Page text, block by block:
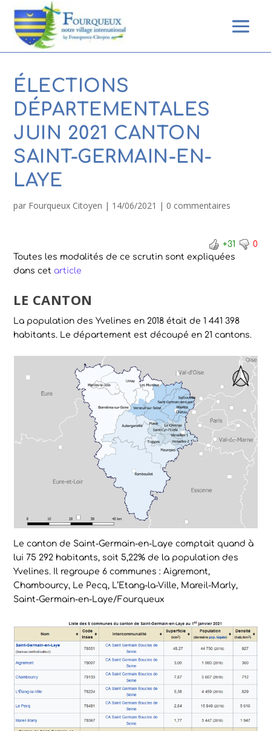
ÉLECTIONS
DÉPARTEMENTALES
JUIN 2021 CANTON
SAINT-GERMAIN-EN-
LAYE
par Fourqueux Citoyen | 14/06/2021 | 0 commentaires
+31
0
Toutes les modalités de ce scrutin sont expliquées
dans cet article
LE CANTON
La population des Yvelines en 2018 était de 1 441 398
habitants. Le département est découpé en 21 cantons.
Le canton de Saint-Germain-en-Laye comptait quand à
lui 75 292 habitants, soit 5,22% de la population des
Yvelines. Il regroupe 6 communes : Aigremont,
Chambourcy, Le Pecq, L’Etang-la-Ville, Mareil-Marly,
Saint-Germain-en-Laye/Fourqueux